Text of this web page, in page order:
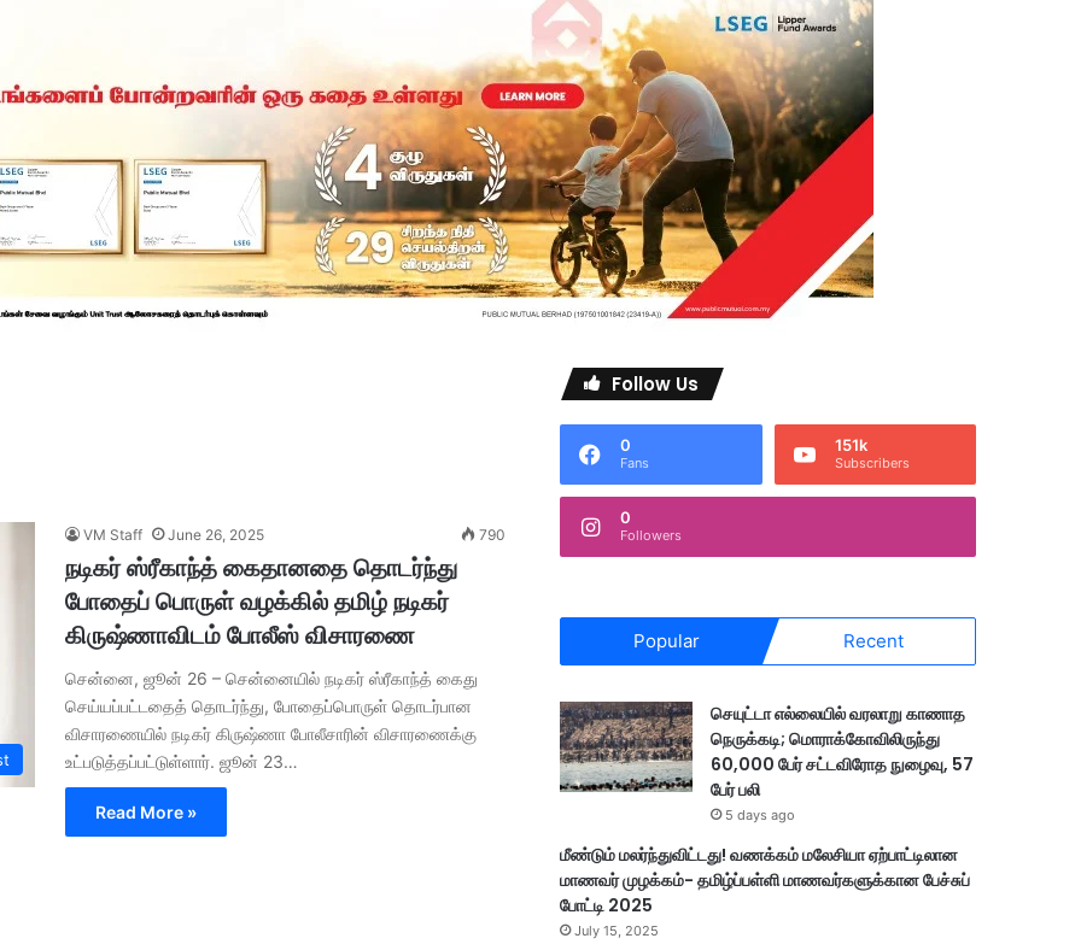
VM Staff June 26, 2025 790
நடிகர் ஸ்ரீகாந்த் கைதானதை தொடர்ந்து
போதைப் பொருள் வழக்கில் தமிழ் நடிகர்
கிருஷ்ணாவிடம் போலீஸ் விசாரணை
சென்னை, ஜூன் 26 – சென்னையில் நடிகர் ஸ்ரீகாந்த் கைது
செய்யப்பட்டதைத் தொடர்ந்து, போதைப்பொருள் தொடர்பான
விசாரணையில் நடிகர் கிருஷ்ணா போலீசாரின் விசாரணைக்கு
உட்படுத்தப்பட்டுள்ளார். ஜூன் 23…
Read More »
Follow Us
0
Fans
151k
Subscribers
0
Followers
Popular Recent
செயுட்டா எல்லையில் வரலாறு காணாத
நெருக்கடி; மொராக்கோவிலிருந்து
60,000 பேர் சட்டவிரோத நுழைவு, 57
பேர் பலி
5 days ago
மீண்டும் மலர்ந்துவிட்டது! வணக்கம் மலேசியா ஏற்பாட்டிலான
மாணவர் முழக்கம்- தமிழ்ப்பள்ளி மாணவர்களுக்கான பேச்சுப்
போட்டி 2025
July 15, 2025